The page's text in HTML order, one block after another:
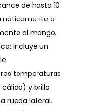
de hasta 10
al
al mango.
Incluye un
temperaturas
y brillo
rueda lateral.